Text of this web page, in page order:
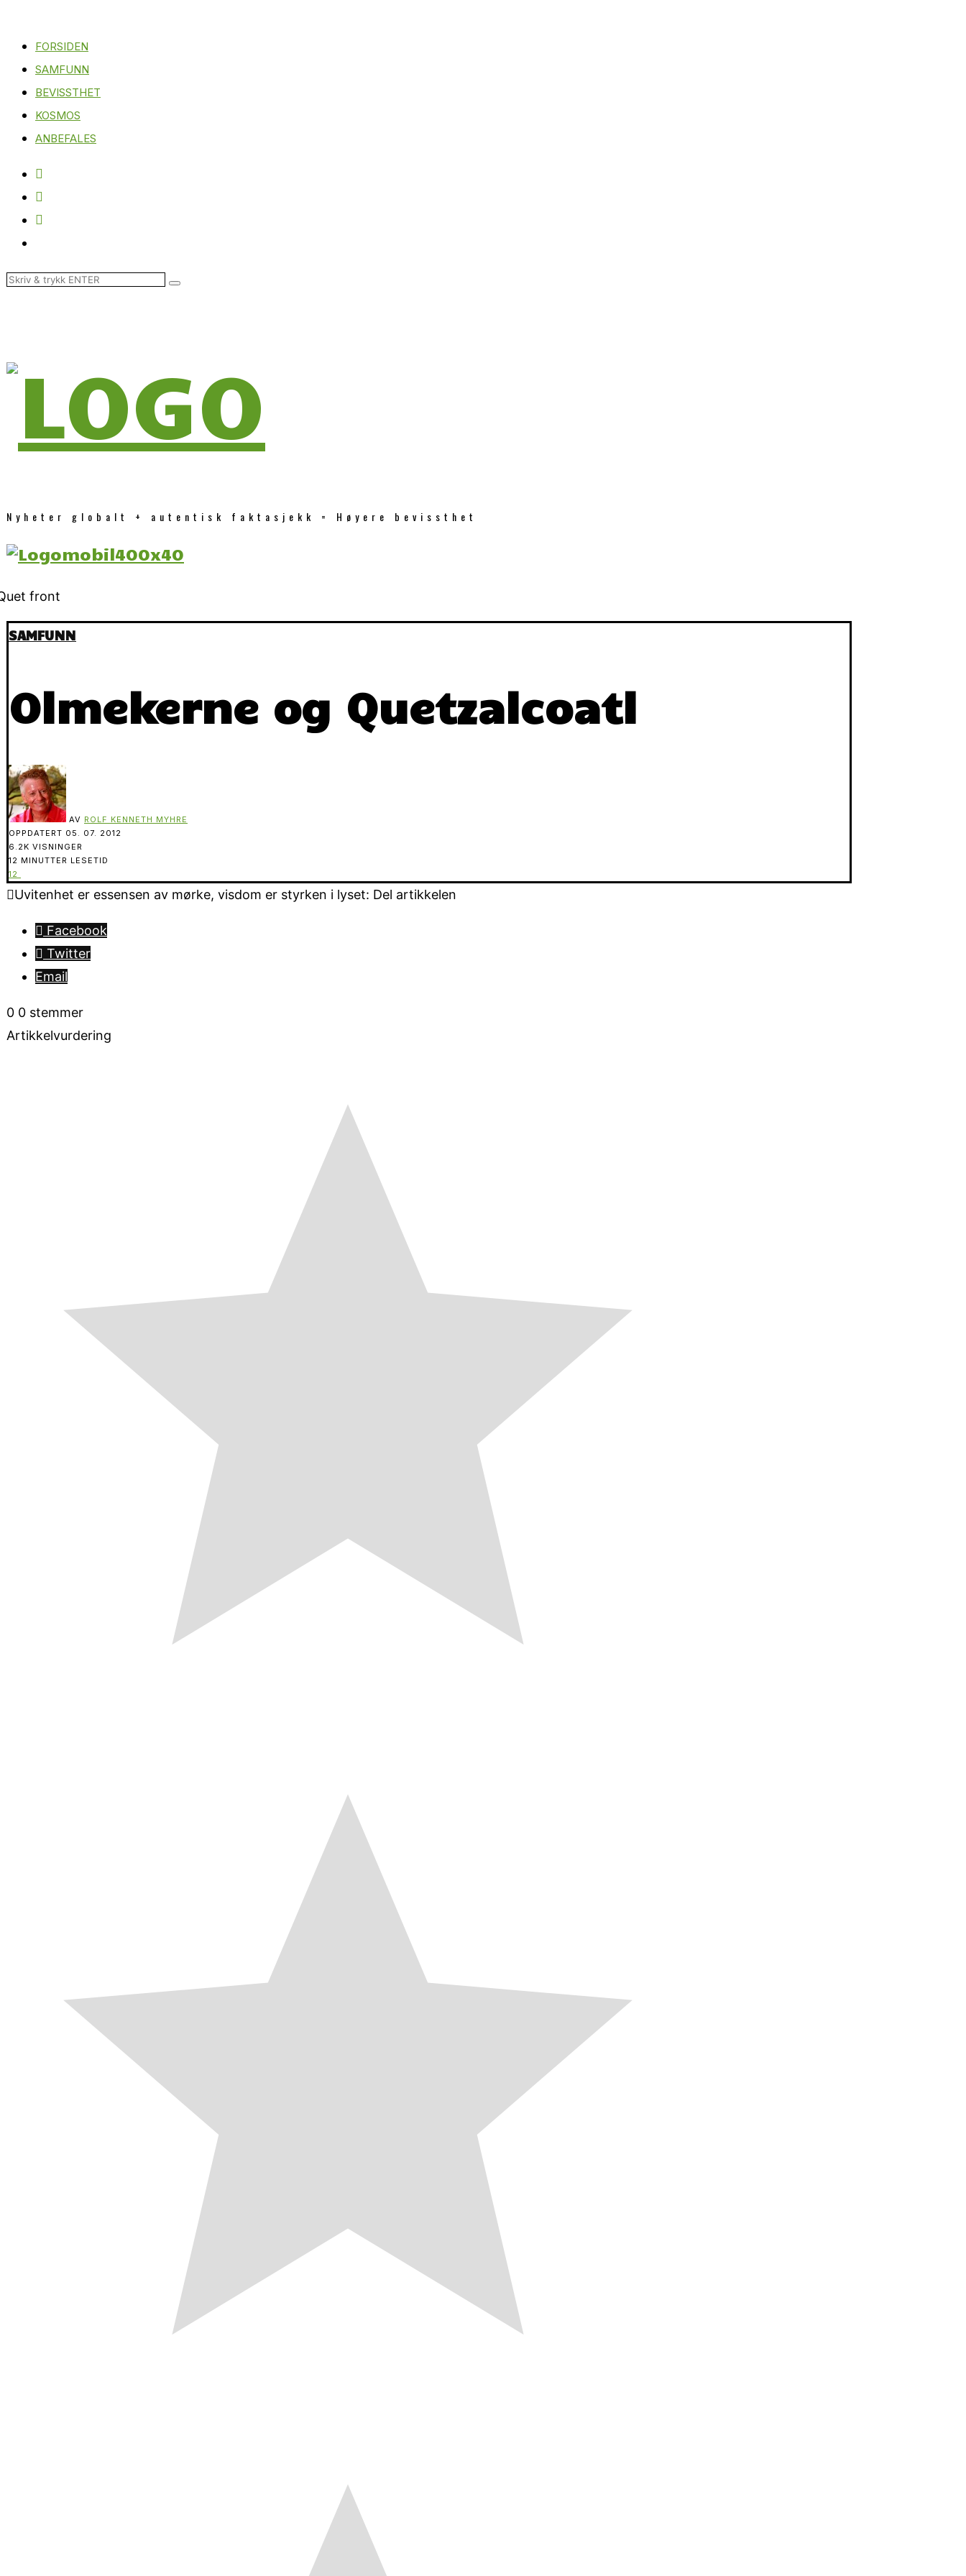
FORSIDEN
SAMFUNN
BEVISSTHET
KOSMOS
ANBEFALES
Nyheter globalt + autentisk faktasjekk = Høyere bevissthet
SAMFUNN
Olmekerne og Quetzalcoatl
AV ROLF KENNETH MYHRE
OPPDATERT 05. 07. 2012
6.2K VISNINGER
12 MINUTTER LESETID
12
Uvitenhet er essensen av mørke, visdom er styrken i lyset: Del artikkelen
Facebook
Twitter
Email
0 0 stemmer
Artikkelvurdering